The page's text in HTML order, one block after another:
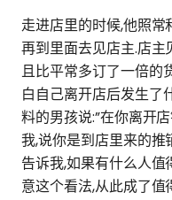
走进店里的时候,他照
再到里面去见店主.店主
且比平常多订了一倍的
白自己离开店后发生了
料的男孩说:”在你离开
我,说你是到店里来的推
告诉我,如果有什么人值
意这个看法,从此成了值